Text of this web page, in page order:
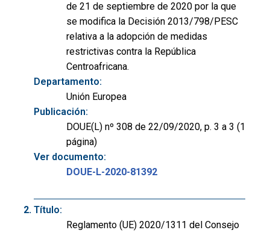
de 21 de septiembre de 2020 por la que
se modifica la Decisión 2013/798/PESC
relativa a la adopción de medidas
restrictivas contra la República
Centroafricana.
Departamento:
Unión Europea
Publicación:
DOUE(L) nº 308 de 22/09/2020, p. 3 a 3 (1
página)
Ver documento:
DOUE-L-2020-81392
Título:
Reglamento (UE) 2020/1311 del Consejo